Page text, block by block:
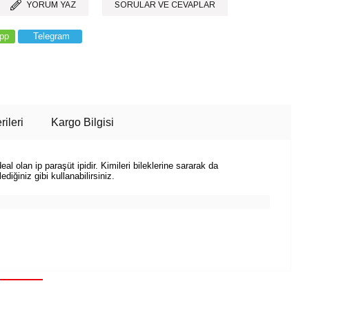
YORUM YAZ SORULAR VE CEVAPLAR
Telegram
Kargo Bilgisi
olan ip paraşüt ipidir. Kimileri bileklerine sararak da
gibi kullanabilirsiniz.